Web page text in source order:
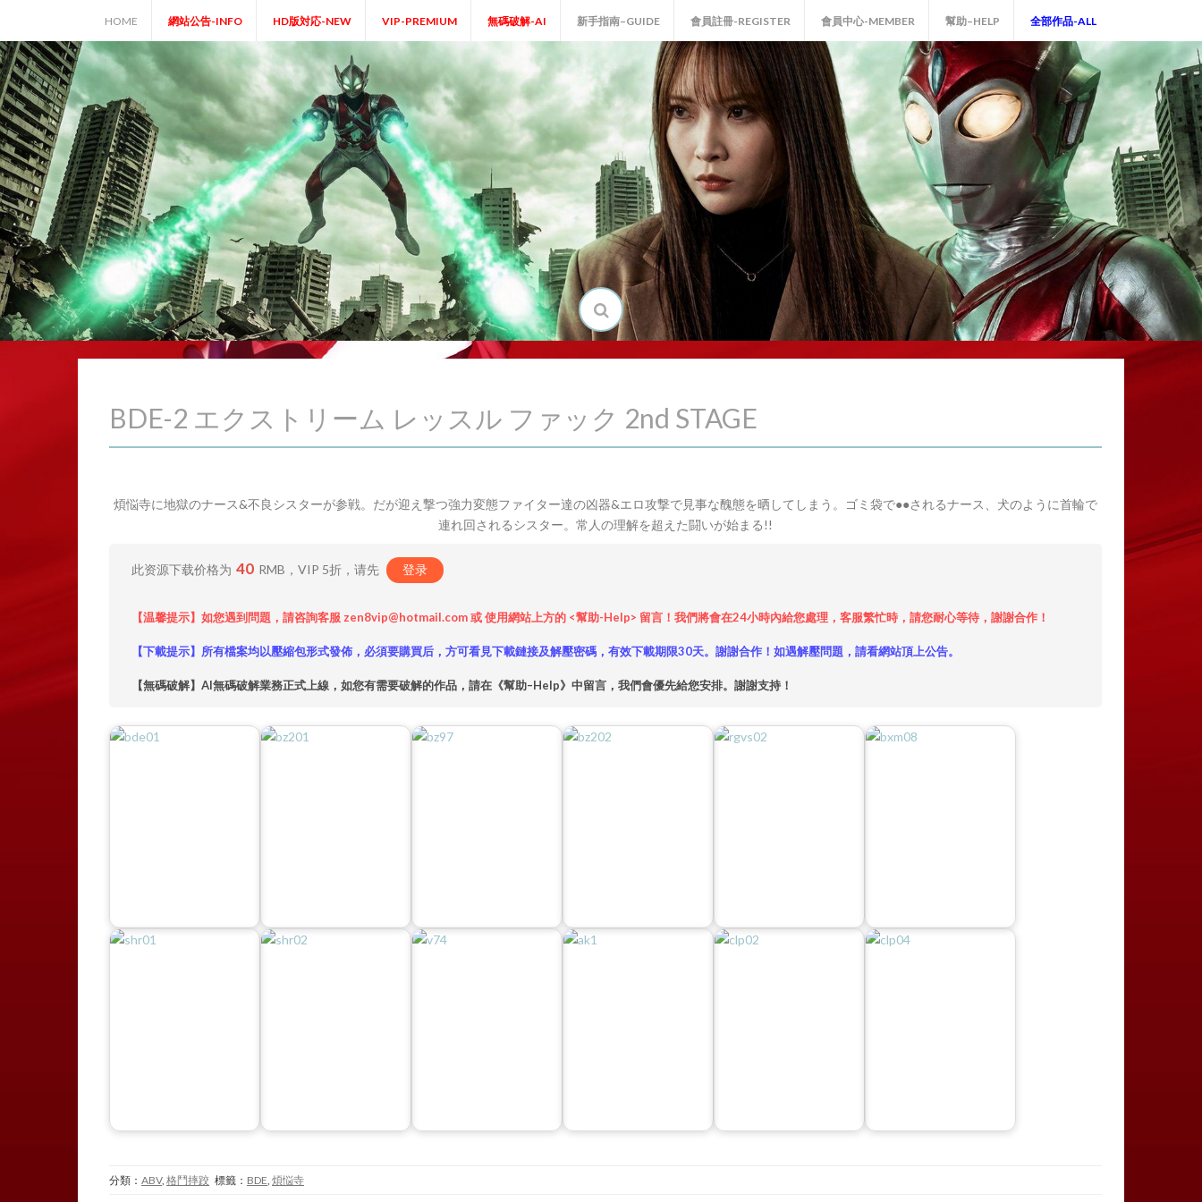
content
HOME 網站公告-INFO HD版対応-NEW VIP-PREMIUM 無碼破解-AI 新手指南–GUIDE 會員註冊-REGISTER 會員中心-MEMBER 幫助–HELP 全部作品-ALL
BDE-2 エクストリーム レッスル ファック 2nd STAGE
煩悩寺に地獄のナース&不良シスターが参戦。だが迎え撃つ強力変態ファイター達の凶器&エロ攻撃で見事な醜態を晒してしまう。ゴミ袋で●●されるナース、犬のように首輪で
連れ回されるシスター。常人の理解を超えた闘いが始まる!!
此资源下载价格为 40 RMB，VIP 5折，请先 登录
【温馨提示】如您遇到問題，請咨詢客服 zen8vip@hotmail.com 或 使用網站上方的 <幫助-Help> 留言！我們將會在24小時內給您處理，客服繁忙時，請您耐心等待，謝謝合作！
【下載提示】所有檔案均以壓縮包形式發佈，必須要購買后，方可看見下載鏈接及解壓密碼，有效下載期限30天。謝謝合作！如遇解壓問題，請看網站頂上公告。
【無碼破解】AI無碼破解業務正式上線，如您有需要破解的作品，請在《幫助–Help》中留言，我們會優先給您安排。謝謝支持！
分類： ABV, 格鬥摔跤 標籤： BDE 煩悩寺